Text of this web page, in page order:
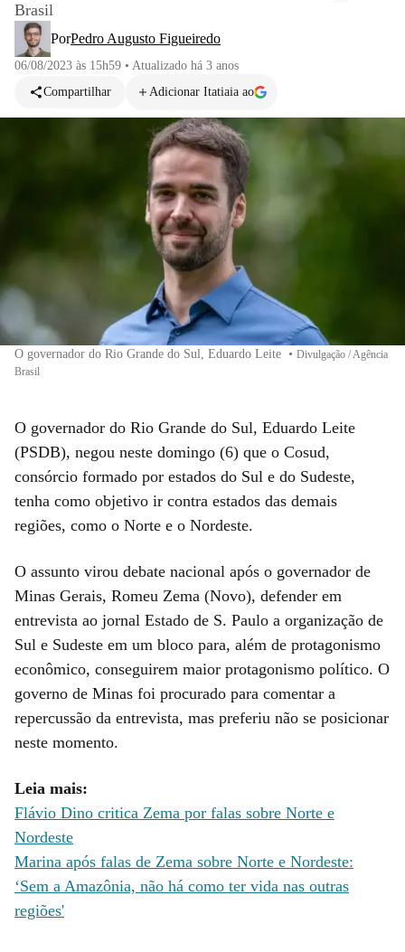
Brasil
PorPedro Augusto Figueiredo
06/08/2023 às 15h59 • Atualizado há 3 anos
Compartilhar
Adicionar Itatiaia ao
O governador do Rio Grande do Sul, Eduardo Leite • Divulgação / Agência
Brasil
O governador do Rio Grande do Sul, Eduardo Leite
(PSDB), negou neste domingo (6) que o Cosud,
consórcio formado por estados do Sul e do Sudeste,
tenha como objetivo ir contra estados das demais
regiões, como o Norte e o Nordeste.
O assunto virou debate nacional após o governador de
Minas Gerais, Romeu Zema (Novo), defender em
entrevista ao jornal Estado de S. Paulo a organização de
Sul e Sudeste em um bloco para, além de protagonismo
econômico, conseguirem maior protagonismo político. O
governo de Minas foi procurado para comentar a
repercussão da entrevista, mas preferiu não se posicionar
neste momento.
Leia mais:
Flávio Dino critica Zema por falas sobre Norte e
Nordeste
Marina após falas de Zema sobre Norte e Nordeste:
‘Sem a Amazônia, não há como ter vida nas outras
regiões'